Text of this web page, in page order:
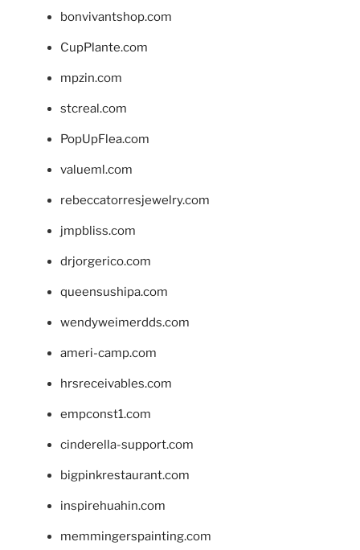
bonvivantshop.com
CupPlante.com
mpzin.com
stcreal.com
PopUpFlea.com
valueml.com
rebeccatorresjewelry.com
jmpbliss.com
drjorgerico.com
queensushipa.com
wendyweimerdds.com
ameri-camp.com
hrsreceivables.com
empconst1.com
cinderella-support.com
bigpinkrestaurant.com
inspirehuahin.com
memmingerspainting.com